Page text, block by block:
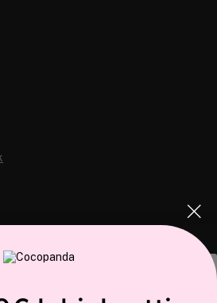
käyttää evästeitä